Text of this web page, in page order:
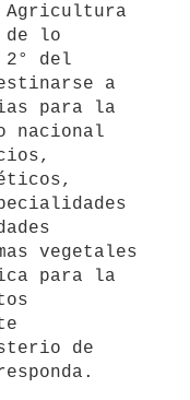
Agricultura
de lo
del
a
para la
nacional
vegetales
para la
de